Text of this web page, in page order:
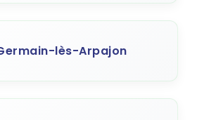
lès-Arpajon